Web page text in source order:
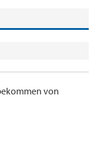
von